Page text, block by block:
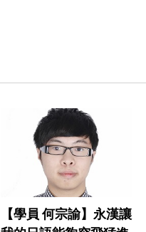
【學員 何宗諭】永漢讓